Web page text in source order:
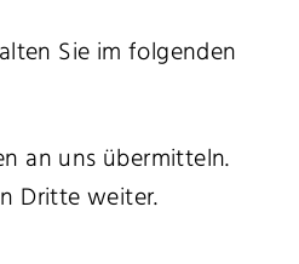
Sie im folgenden
an uns übermitteln.
Dritte weiter.